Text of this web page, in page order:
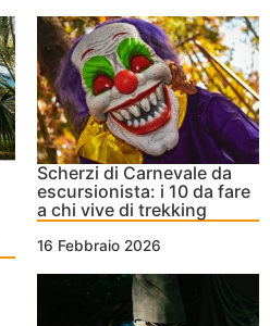
Scherzi di Carnevale da
escursionista: i 10 da fare
a chi vive di trekking
16 Febbraio 2026